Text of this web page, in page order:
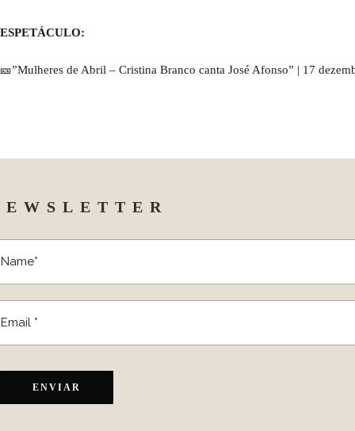
ESPETÁCULO:
🎫”Mulheres de Abril – Cristina Branco canta José Afonso” | 17